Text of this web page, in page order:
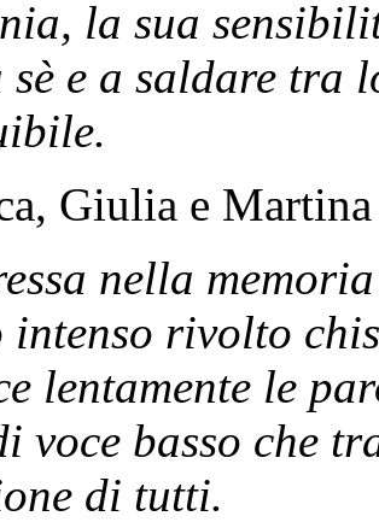
la sua
sè e a saldare tra
Giulia e Martina
nella
intenso rivolto
lentamente le
voce basso che
di tutti.